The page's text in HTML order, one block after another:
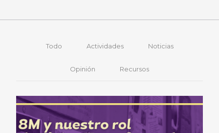
Todo Actividades Noticias
Opinión Recursos